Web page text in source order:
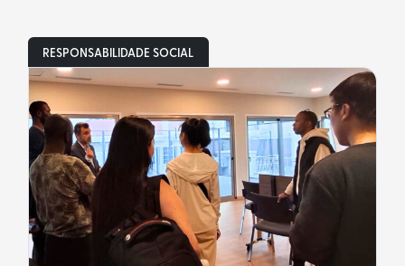
RESPONSABILIDADE SOCIAL